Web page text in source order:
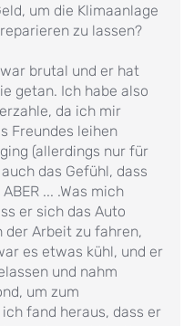
um die Klimaanlage
zu lassen?
brutal und er hat
getan. Ich habe also
da ich mir
Freundes leihen
(allerdings nur für
das Gefühl, dass
... .Was mich
er sich das Auto
Arbeit zu fahren,
es etwas kühl, und er
und nahm
um zum
fand heraus, dass er